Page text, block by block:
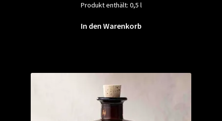
Produkt enthält: 0,5 l
In den Warenkorb